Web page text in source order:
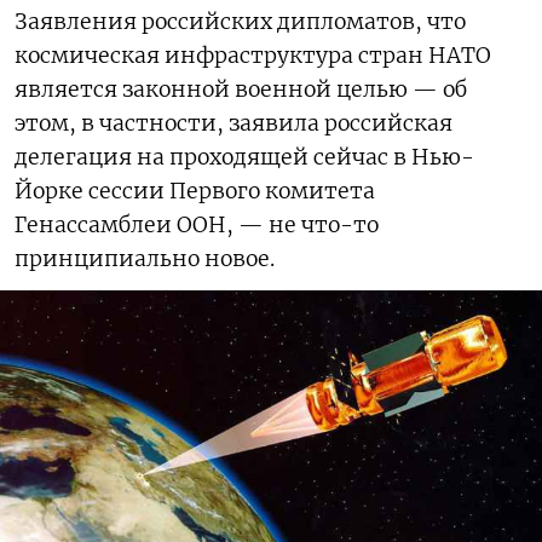
Заявления российских дипломатов, что
космическая инфраструктура стран НАТО
является законной военной целью — об
этом, в частности, заявила российская
делегация на проходящей сейчас в Нью-
Йорке сессии Первого комитета
Генассамблеи ООН, — не что-то
принципиально новое.